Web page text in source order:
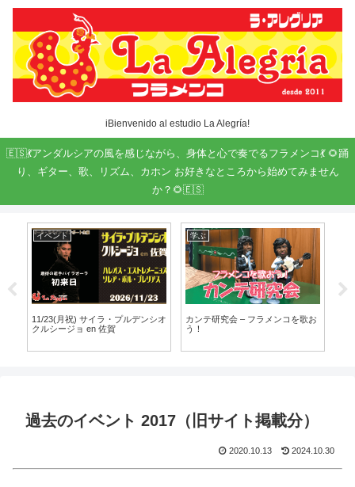
iBienvenido al estudio La Alegría!
🇪🇸💃アンダルシアの風を感じながら、身体と心で奏でるフラメンコ💃 🌻踊
り、ギター、歌、リズム、カホン お好きなところから始めてみません
か？🌻🇪🇸
イベント
11/22(日) JAM! 100% Flamenco!
VOL.2 en 佐賀
トップ表示
第９回 ラ･アレグリア フラメンコ
過去のイベント 2017（旧サイト掲載分）
2020.10.13 2024.10.30